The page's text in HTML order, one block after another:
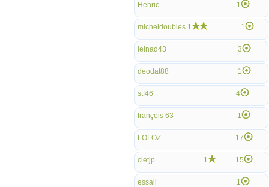
Henric 1
micheldoubles 1 1
leinad43 3
deodat88 1
stf46 4
françois 63 1
LOLOZ 17
cletjp 1 15
essail 1